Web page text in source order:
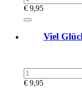
€ 9,95
Viel
€ 9,95